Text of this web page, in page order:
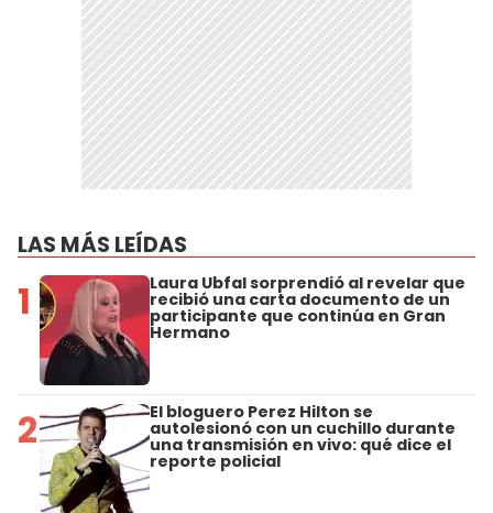
LAS MÁS LEÍDAS
1 Laura Ubfal sorprendió al revelar que
recibió una carta documento de un
participante que continúa en Gran
Hermano
2 El bloguero Perez Hilton se
autolesionó con un cuchillo durante
una transmisión en vivo: qué dice el
reporte policial